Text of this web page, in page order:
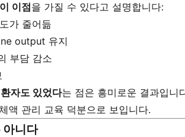
이점을 가질 수 있다고 설명합니다:
가 줄어듦
output 유지
부담 감소
자도 있었다는 점은 흥미로운 결과입니
액 관리 교육 덕분으로 보입니다.
아니다